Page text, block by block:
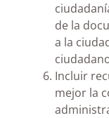
de la
a la
Incluir
mejor la